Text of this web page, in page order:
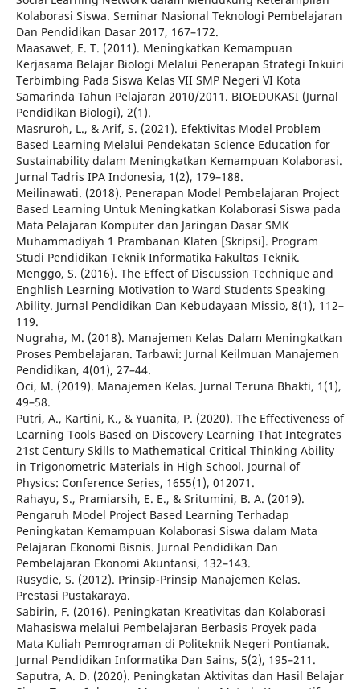
Kolaborasi Siswa. Seminar Nasional Teknologi Pembelajaran
Dan Pendidikan Dasar 2017, 167–172.
Maasawet, E. T. (2011). Meningkatkan Kemampuan
Kerjasama Belajar Biologi Melalui Penerapan Strategi Inkuiri
Terbimbing Pada Siswa Kelas VII SMP Negeri VI Kota
Samarinda Tahun Pelajaran 2010/2011. BIOEDUKASI (Jurnal
Pendidikan Biologi), 2(1).
Masruroh, L., & Arif, S. (2021). Efektivitas Model Problem
Based Learning Melalui Pendekatan Science Education for
Sustainability dalam Meningkatkan Kemampuan Kolaborasi.
Jurnal Tadris IPA Indonesia, 1(2), 179–188.
Meilinawati. (2018). Penerapan Model Pembelajaran Project
Based Learning Untuk Meningkatkan Kolaborasi Siswa pada
Mata Pelajaran Komputer dan Jaringan Dasar SMK
Muhammadiyah 1 Prambanan Klaten [Skripsi]. Program
Studi Pendidikan Teknik Informatika Fakultas Teknik.
Menggo, S. (2016). The Effect of Discussion Technique and
Enghlish Learning Motivation to Ward Students Speaking
Ability. Jurnal Pendidikan Dan Kebudayaan Missio, 8(1), 112–
119.
Nugraha, M. (2018). Manajemen Kelas Dalam Meningkatkan
Proses Pembelajaran. Tarbawi: Jurnal Keilmuan Manajemen
Pendidikan, 4(01), 27–44.
Oci, M. (2019). Manajemen Kelas. Jurnal Teruna Bhakti, 1(1),
49–58.
Putri, A., Kartini, K., & Yuanita, P. (2020). The Effectiveness of
Learning Tools Based on Discovery Learning That Integrates
21st Century Skills to Mathematical Critical Thinking Ability
in Trigonometric Materials in High School. Journal of
Physics: Conference Series, 1655(1), 012071.
Rahayu, S., Pramiarsih, E. E., & Sritumini, B. A. (2019).
Pengaruh Model Project Based Learning Terhadap
Peningkatan Kemampuan Kolaborasi Siswa dalam Mata
Pelajaran Ekonomi Bisnis. Jurnal Pendidikan Dan
Pembelajaran Ekonomi Akuntansi, 132–143.
Rusydie, S. (2012). Prinsip-Prinsip Manajemen Kelas.
Prestasi Pustakaraya.
Sabirin, F. (2016). Peningkatan Kreativitas dan Kolaborasi
Mahasiswa melalui Pembelajaran Berbasis Proyek pada
Mata Kuliah Pemrograman di Politeknik Negeri Pontianak.
Jurnal Pendidikan Informatika Dan Sains, 5(2), 195–211.
Saputra, A. D. (2020). Peningkatan Aktivitas dan Hasil Belajar